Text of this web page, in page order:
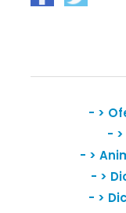
- >
- >
- >
- >
- >